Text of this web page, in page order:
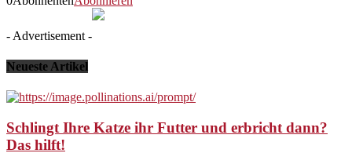
- Advertisement -
Neueste Artikel
Schlingt Ihre Katze ihr Futter und erbricht dann?
Das hilft!